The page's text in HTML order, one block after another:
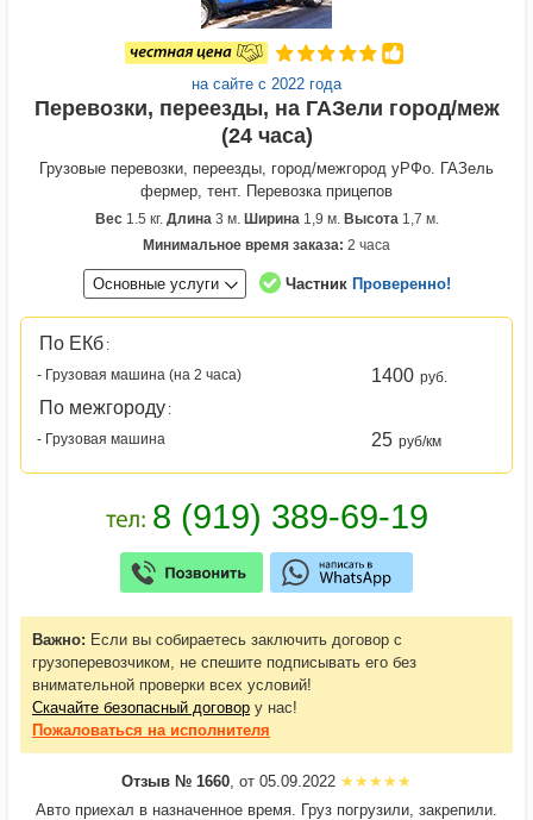
на сайте с 2022 года
Перевозки, переезды, на ГАЗели город/меж
(24 часа)
Грузовые перевозки, переезды, город/межгород уРФо. ГАЗель
фермер, тент. Перевозка прицепов
Вес1.5 кг. Длина3 м. Ширина1,9 м. Высота1,7 м.
Минимальное время заказа: 2 часа
Основные услуги Частник Проверенно!
По ЕКб :
- Грузовая машина (на 2 часа)
1400 руб.
По межгороду :
- Грузовая машина
25 руб/км
Важно: Если вы собираетесь заключить договор с
грузоперевозчиком, не спешите подписывать его без
внимательной проверки всех условий!
Скачайте безопасный договор у нас!
Пожаловаться на исполнителя
Отзыв № 1660 , от 05.09.2022
Авто приехал в назначенное время. Груз погрузили, закрепили.